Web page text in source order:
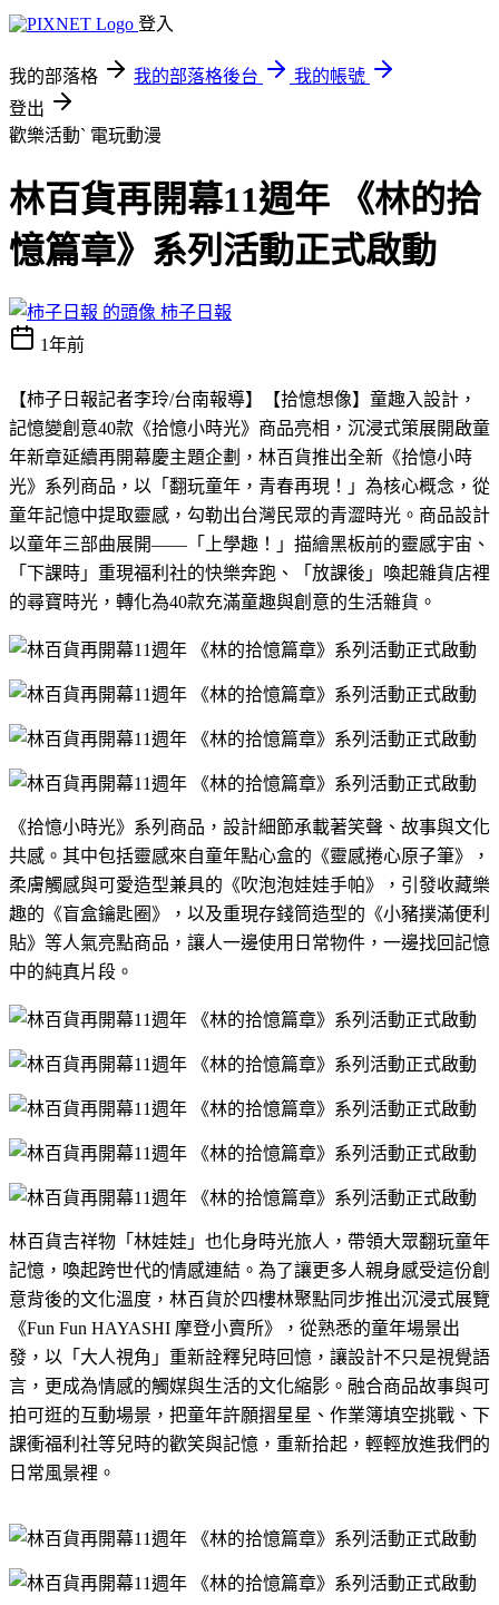
登入
我的部落格 我的部落格後台
我的帳號
登出
歡樂活動ˋ 電玩動漫
林百貨再開幕11週年 《林的拾
憶篇章》系列活動正式啟動
柿子日報
1年前
【柿子日報記者李玲/台南報導】【拾憶想像】童趣入設計，
記憶變創意40款《拾憶小時光》商品亮相，沉浸式策展開啟童
年新章延續再開幕慶主題企劃，林百貨推出全新《拾憶小時
光》系列商品，以「翻玩童年，青春再現！」為核心概念，從
童年記憶中提取靈感，勾勒出台灣民眾的青澀時光。商品設計
以童年三部曲展開——「上學趣！」描繪黑板前的靈感宇宙、
「下課時」重現福利社的快樂奔跑、「放課後」喚起雜貨店裡
的尋寶時光，轉化為40款充滿童趣與創意的生活雜貨。
《拾憶小時光》系列商品，設計細節承載著笑聲、故事與文化
共感。其中包括靈感來自童年點心盒的《靈感捲心原子筆》，
柔膚觸感與可愛造型兼具的《吹泡泡娃娃手帕》，引發收藏樂
趣的《盲盒鑰匙圈》，以及重現存錢筒造型的《小豬撲滿便利
貼》等人氣亮點商品，讓人一邊使用日常物件，一邊找回記憶
中的純真片段。
林百貨吉祥物「林娃娃」也化身時光旅人，帶領大眾翻玩童年
記憶，喚起跨世代的情感連結。為了讓更多人親身感受這份創
意背後的文化溫度，林百貨於四樓林聚點同步推出沉浸式展覽
《Fun Fun HAYASHI 摩登小賣所》，從熟悉的童年場景出
發，以「大人視角」重新詮釋兒時回憶，讓設計不只是視覺語
言，更成為情感的觸媒與生活的文化縮影。融合商品故事與可
拍可逛的互動場景，把童年許願摺星星、作業簿填空挑戰、下
課衝福利社等兒時的歡笑與記憶，重新拾起，輕輕放進我們的
日常風景裡。